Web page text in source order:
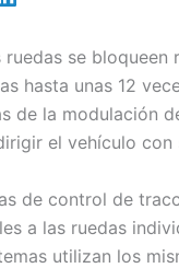
ruedas se
hasta unas 12
de la modulación
el vehículo
de control de
a las ruedas
utilizan los